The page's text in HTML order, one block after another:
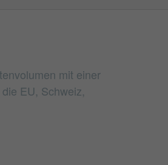
mit einer
EU, Schweiz,